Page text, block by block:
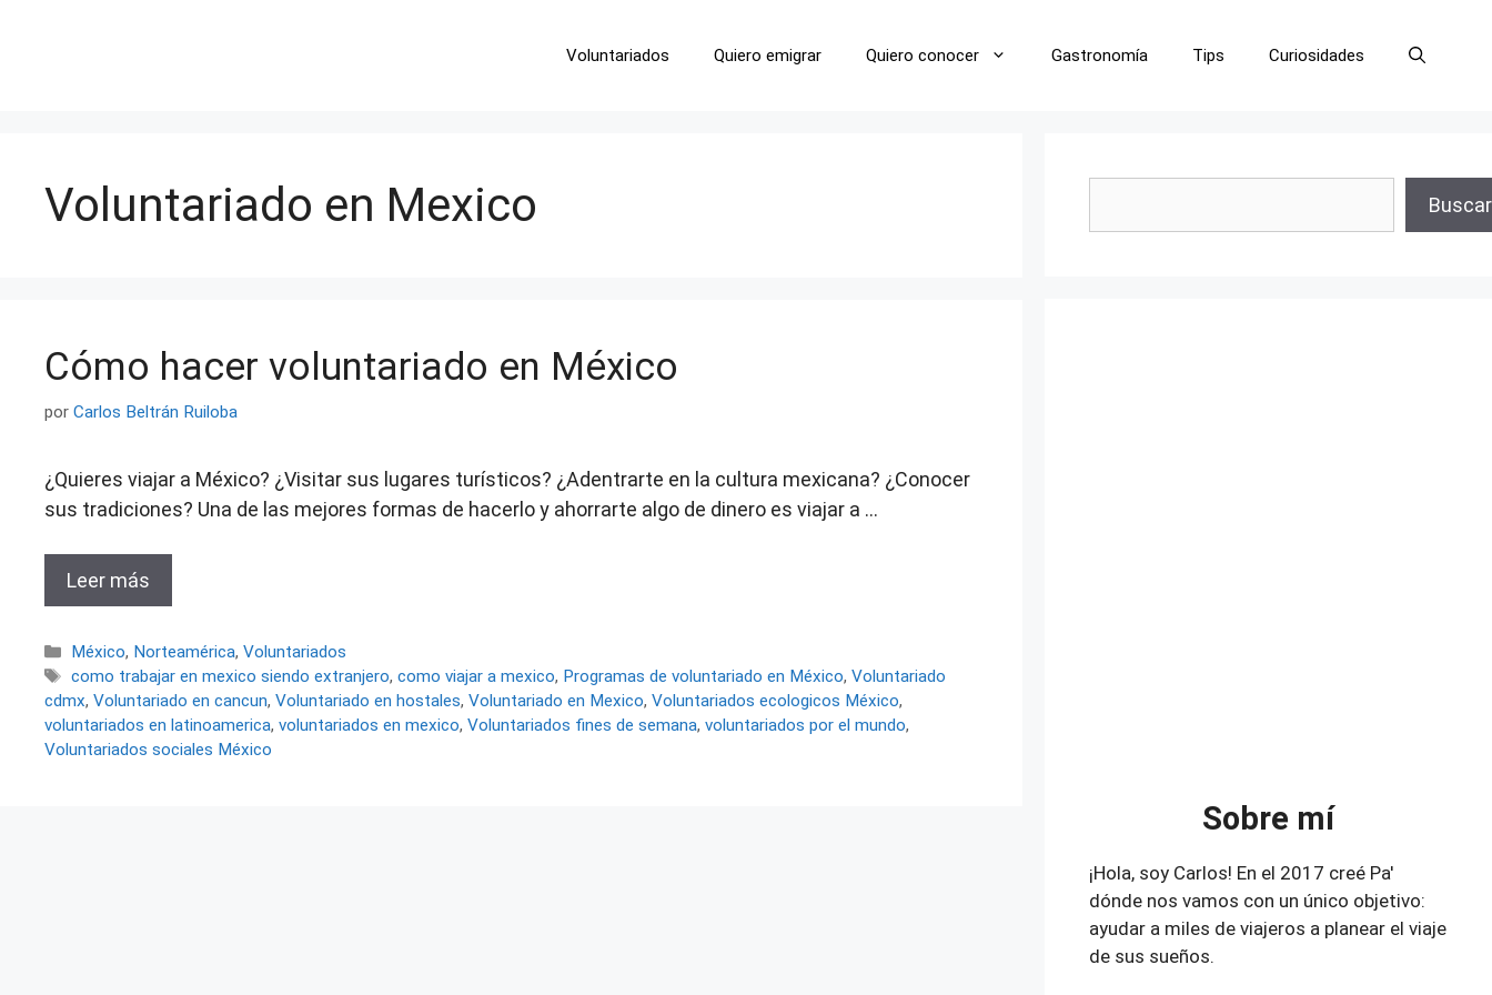
Voluntariados Quiero emigrar Quiero conocer Gastronomía Tips Curiosidades
Voluntariado en Mexico
Cómo hacer voluntariado en México
por Carlos Beltrán Ruiloba
¿Quieres viajar a México? ¿Visitar sus lugares turísticos? ¿Adentrarte en la cultura mexicana? ¿Conocer
sus tradiciones? Una de las mejores formas de hacerlo y ahorrarte algo de dinero es viajar a …
Leer más
Categorías
México, Norteamérica,Voluntariados
Etiquetas
como trabajar en mexico siendo extranjero,como viajar a mexico, Programas de voluntariado en México,Voluntariado
cdmx, Voluntariado en cancun, Voluntariado en hostales, Voluntariado en Mexico, Voluntariados ecologicos México,
voluntariados en latinoamerica, voluntariados en mexico, Voluntariados fines de semana, voluntariados por el mundo,
Voluntariados sociales México
Buscar
Sobre mí
¡Hola, soy Carlos! En el 2017 creé Pa'
dónde nos vamos con un único objetivo:
ayudar a miles de viajeros a planear el viaje
de sus sueños.